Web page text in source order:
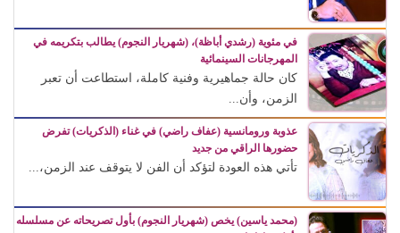
في مئوية (رشدي أباظة)، (شهريار النجوم) يطالب بتكريمه في
المهرجانات السينمائية
كان حالة جماهيرية وفنية كاملة، استطاعت أن تعبر
الزمن، وأن...
عذوبة ورومانسية (عفاف راضي) في غناء (الذكريات) تفرض
حضورها الراقي من جديد
تأتي هذه العودة لتؤكد أن الفن لا يتوقف عند الزمن،...
(محمد ياسين) يخص (شهريار النجوم) بأول تصريحاته عن مسلسله